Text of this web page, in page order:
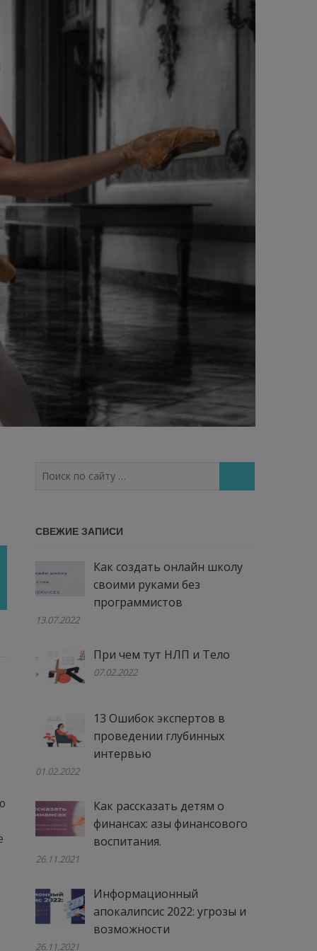
по
СВЕЖИЕ ЗАПИСИ
Как создать онлайн школу
своими руками без
программистов
13.07.2022
При чем тут НЛП и Тело
07.02.2022
13 Ошибок экспертов в
проведении глубинных
интервью
01.02.2022
Как рассказать детям о
финансах: азы финансового
воспитания.
26.11.2021
Информационный
апокалипсис 2022: угрозы и
возможности
26.11.2021